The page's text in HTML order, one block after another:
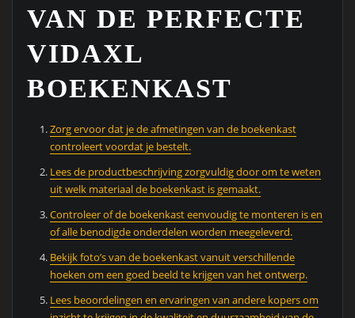
VAN DE PERFECTE
VIDAXL
BOEKENKAST
Zorg ervoor dat je de afmetingen van de boekenkast
controleert voordat je bestelt.
Lees de productbeschrijving zorgvuldig door om te weten
uit welk materiaal de boekenkast is gemaakt.
Controleer of de boekenkast eenvoudig te monteren is en
of alle benodigde onderdelen worden meegeleverd.
Bekijk foto’s van de boekenkast vanuit verschillende
hoeken om een goed beeld te krijgen van het ontwerp.
Lees beoordelingen en ervaringen van andere kopers om